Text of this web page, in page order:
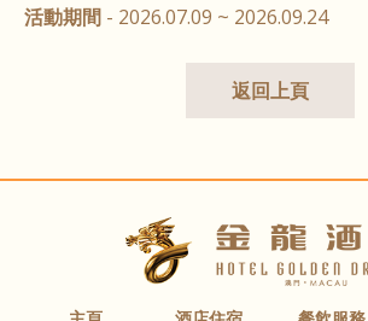
活動期間 - 2026.07.09 ~ 2026.09.24
返回上頁